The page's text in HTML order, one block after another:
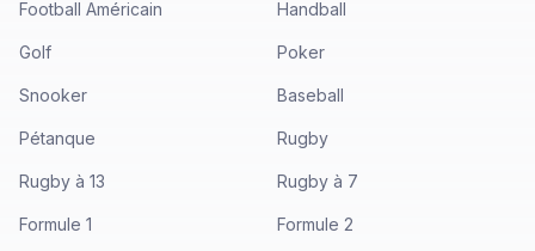
Football Américain Handball
Golf Poker
Snooker Baseball
Pétanque Rugby
Rugby à 13 Rugby à 7
Formule 1 Formule 2